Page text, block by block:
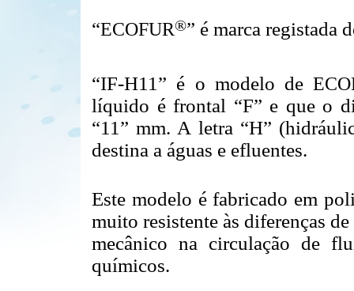
“ECOFUR®” é marca registada
“IF-H11” é o modelo deE
líquido é frontal “F” e que o
“11” mm. A letra “H”
destina a águas e efluentes.
Este modelo é fabricado em
muito resistente às diferenças
mecânico na circulação de
químicos.